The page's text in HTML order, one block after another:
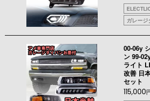
ガレージ
00-06y
ン 99-
ライト
改善 日
セット
115,000